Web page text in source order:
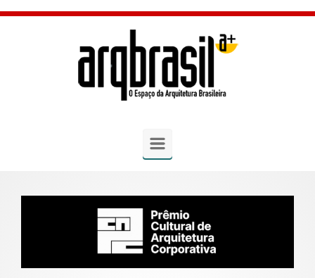
Skip to main content